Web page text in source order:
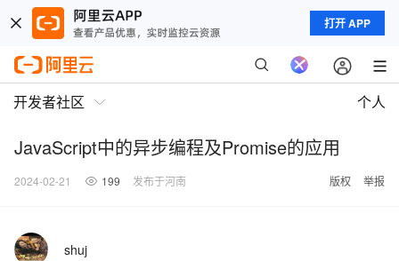
打开 APP
开发者社区 个人
JavaScript中的异步编程及Promise的应用
2024-02-21 199 发布于河南 版权 举报
shuj